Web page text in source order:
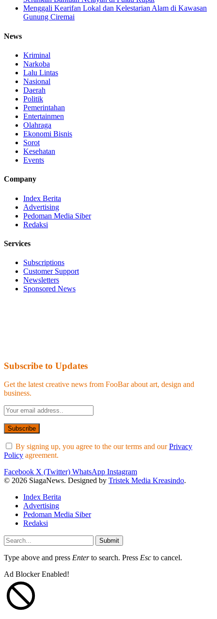
Menggali Kearifan Lokal dan Kelestarian Alam di Kawasan
Gunung Ciremai
News
Kriminal
Narkoba
Lalu Lintas
Nasional
Daerah
Politik
Pemerintahan
Entertainmen
Olahraga
Ekonomi Bisnis
Sorot
Kesehatan
Events
Company
Index Berita
Advertising
Pedoman Media Siber
Redaksi
Services
Subscriptions
Customer Support
Newsletters
Sponsored News
Subscribe to Updates
Get the latest creative news from FooBar about art, design and
business.
By signing up, you agree to the our terms and ourPrivacy
Policy agreement.
Facebook X (Twitter) WhatsApp Instagram
© 2026 SiagaNews. Designed by Tristek Media Kreasindo.
Index Berita
Advertising
Pedoman Media Siber
Redaksi
Submit
Type above and press Enterto search. Press Esc to cancel.
Ad Blocker Enabled!